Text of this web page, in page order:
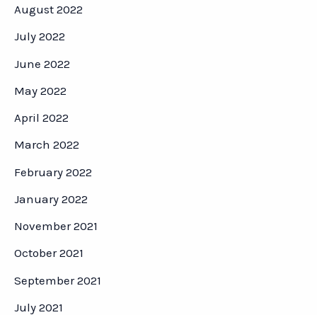
August 2022
July 2022
June 2022
May 2022
April 2022
March 2022
February 2022
January 2022
November 2021
October 2021
September 2021
July 2021